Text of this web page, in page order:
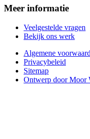
Meer informatie
Veelgestelde vragen
Bekijk ons werk
Algemene
Privacybeleid
Sitemap
Ontwerp door Moor